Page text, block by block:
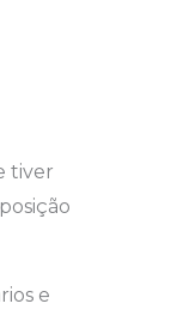
tiver
e